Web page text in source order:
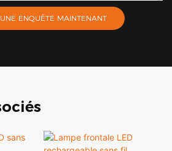
ENQUÊTE MAINTENANT